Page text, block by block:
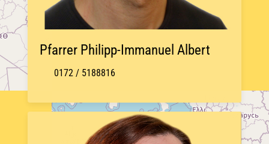
Pfarrer Philipp-Immanuel Albert
0172 / 5188816